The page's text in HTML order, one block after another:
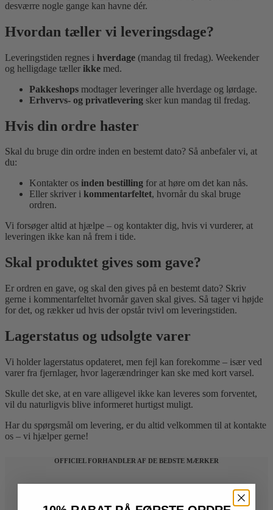
desværre nogle gange kan havne dér.
Hvordan tæller vi leveringsdage?
Leveringstiden regnes i hverdage (mandag til fredag). Weekender
og helligdage tæller ikke med.
Pakkeshops modtager leveringer alle hverdage og lørdage.
Erhvervs- og privatlevering sker kun mandag til fredag.
Hvis din ordre haster
Skal du bruge din ordre inden en bestemt dato? Så anbefaler vi, at
du:
Kontakter os inden bestilling for at høre om det kan nås.
Eller skriver i kommentarfeltet, hvornår du skal bruge
ordren.
Vi forsøger altid at hjælpe – og kontakter dig, hvis vi vurderer, at
leveringen ikke kan nå frem i tide.
Skal produktet gives som gave?
Er ordren en gave, og skal den gives på en bestemt dato? Skriv
gerne i kommentarfeltet hvornår gaven skal gives. Så tager vi højde
for det, og rækker ud hvis der opstår tvivl om leveringstiden.
Lagerstatus og udsolgte varer
Vi holder lagerstatus opdateret, men fejl kan forekomme – især ved
varer fra fjernlager, hvor lagerændringer kan ske med kort varsel.
Skulle det ske, at en vare alligevel ikke kan leveres som forventet,
vil du naturligvis blive informeret hurtigst muligt.
Har du spørgsmål om levering, er du altid velkommen til at kontakte
os – vi hjælper gerne!
OFFICIEL FORHANDLER AF DE BEDSTE MÆRKER